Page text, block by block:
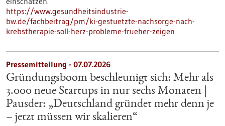
https://www.gesundheitsindustrie-
bw.de/fachbeitrag/pm/ki-gestuetzte-nachsorge-nach-
krebstherapie-soll-herz-probleme-frueher-zeigen
Pressemitteilung - 07.07.2026
Gründungsboom beschleunigt sich: Mehr als
3.000 neue Startups in nur sechs Monaten |
Pausder: „Deutschland gründet mehr denn je
– jetzt müssen wir skalieren“